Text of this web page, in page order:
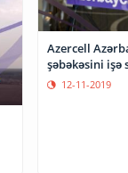
Azercell
şəbəkəsini işə
12-11-2019